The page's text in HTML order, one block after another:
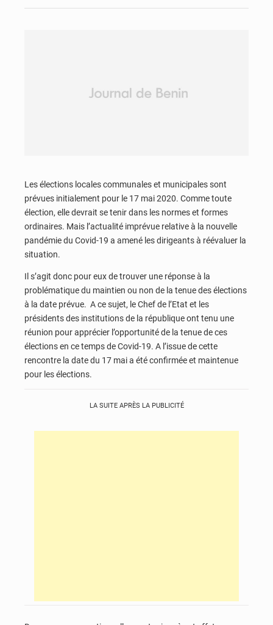
Les élections locales communales et municipales sont
prévues initialement pour le 17 mai 2020. Comme toute
élection, elle devrait se tenir dans les normes et formes
ordinaires. Mais l’actualité imprévue relative à la nouvelle
pandémie du Covid-19 a amené les dirigeants à réévaluer la
situation.
Il s’agit donc pour eux de trouver une réponse à la
problématique du maintien ou non de la tenue des élections
à la date prévue. A ce sujet, le Chef de l’Etat et les
présidents des institutions de la république ont tenu une
réunion pour apprécier l’opportunité de la tenue de ces
élections en ce temps de Covid-19. A l’issue de cette
rencontre la date du 17 mai a été confirmée et maintenue
pour les élections.
LA SUITE APRÈS LA PUBLICITÉ